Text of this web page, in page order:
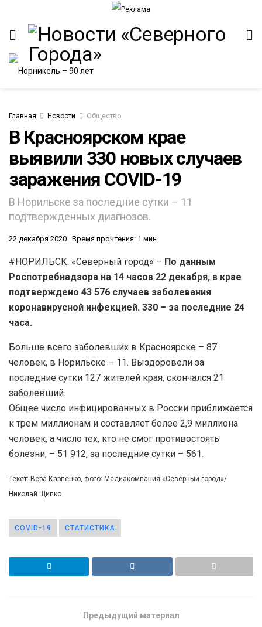
Главная Новости Общество
В Красноярском крае
выявили 330 новых случаев
заражения COVID-19
В Норильске за последние сутки – 11
подтвержденных диагнозов.
22 декабря 2020 Время прочтения: 1 мин.
#НОРИЛЬСК. «Северный город» – По данным
Роспотребнадзора на 14 часов 22 декабря, в крае
подтверждено 43 576 случаев заболевания
коронавирусной инфекцией. 330 – за последние 24
часа.
Больше всего заболевших в Красноярске – 87
человек, в Норильске – 11. Выздоровели за
последние сутки 127 жителей края, скончался 21
заболевший.
Общее число инфицированных в России приближается
к трем миллионам и составляет более 2,9 миллиона
человек, а число тех, кто не смог противостоять
болезни, – 51 912, за последние сутки – 561.
Текст: Вера Карпенко, фото: Медиакомпания «Северный город»/
Николай Щипко
COVID-19 СТАТИСТИКА
Предыдущий материал